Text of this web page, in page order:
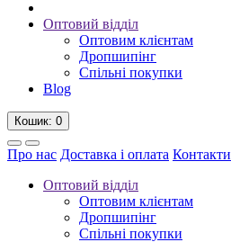
Оптовий відділ
Оптовим клієнтам
Дропшипінг
Спільні покупки
Blog
Кошик: 0
Про нас Доставка і оплата Контакти
Оптовий відділ
Оптовим клієнтам
Дропшипінг
Спільні покупки